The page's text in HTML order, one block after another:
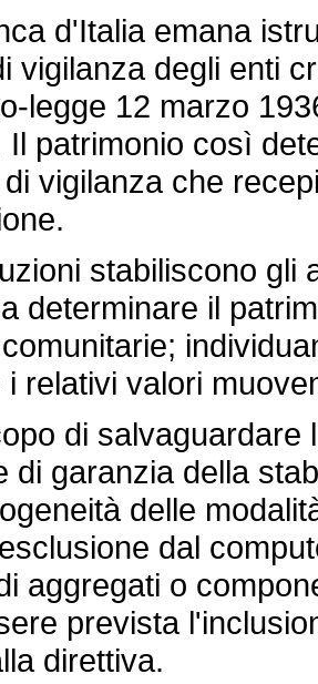
d'Italia emana
vigilanza degli enti
legge 12 marzo
Il patrimonio così
vigilanza che
stabiliscono gli
determinare il
relativi valori
di salvaguardare
di garanzia della
delle
dal
aggregati o
prevista
direttiva.